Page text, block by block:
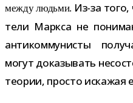
между людьми. Из-​за
тели Маркса не
антикоммунисты
могут дока­зы­вать
тео­рии, про­сто иска­жая